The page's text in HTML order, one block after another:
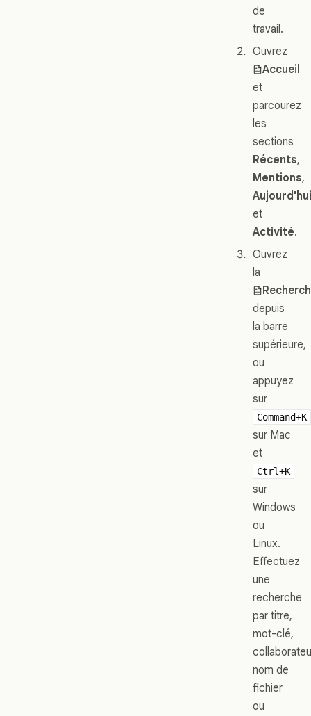
de
travail.
Ouvrez
Accueil
et
parcourez
les
sections
Récents,
Mentions,
Aujourd'hui
et
Activité.
Ouvrez
la
depuis
la barre
supérieure,
ou
appuyez
sur
Command+K
sur Mac
et
Ctrl+K
sur
Windows
ou
Linux.
Effectuez
une
recherche
par titre,
mot-clé,
nom de
fichier
ou